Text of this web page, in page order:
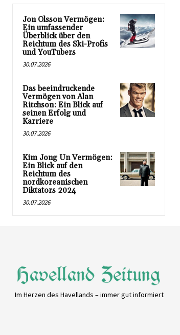
Jon Olsson Vermögen:
Ein umfassender
Überblick über den
Reichtum des Ski-Profis
und YouTubers
30.07.2026
Das beeindruckende
Vermögen von Alan
Ritchson: Ein Blick auf
seinen Erfolg und
Karriere
30.07.2026
Kim Jong Un Vermögen:
Ein Blick auf den
Reichtum des
nordkoreanischen
Diktators 2024
30.07.2026
Im Herzen des Havellands – immer gut informiert